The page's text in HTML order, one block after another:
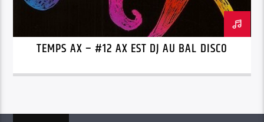
TEMPS AX – #12 AX EST DJ AU BAL DISCO